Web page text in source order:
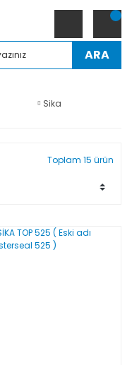
ARA
Sika
Toplam 15 ürün